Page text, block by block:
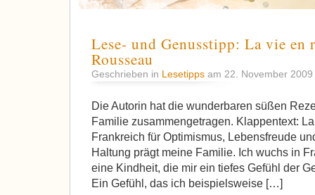
Lese- und Genusstipp: La vie en
Rousseau
Geschrieben in Lesetipps am 22. November 2009
Die Autorin hat die wunderbaren süßen
Familie zusammengetragen. Klappentext:
Frankreich für Optimismus, Lebensfreude
Haltung prägt meine Familie. Ich wuchs in
eine Kindheit, die mir ein tiefes Gefühl der
Ein Gefühl, das ich beispielsweise […]